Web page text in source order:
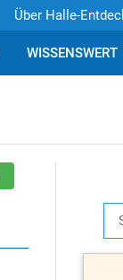
Über Halle-
WISSENSWERT